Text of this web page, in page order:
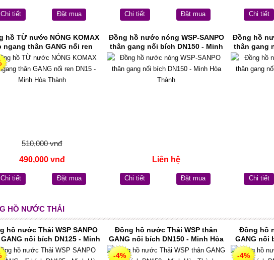
Chi tiết Đặt mua Chi tiết Đặt mua Chi tiết
hồ TỪ nước NÓNG KOMAX
ngang thân GANG nối ren
DN15 - Minh Hòa Thành
510,000 vnđ
490,000 vnđ
Chi tiết Đặt mua
Đồng hồ nước nóng WSP-SANPO
thân gang nối bích DN150 - Minh
Hòa Thành
Liên hệ
Chi tiết Đặt mua
Đồng hồ
thân gang
Chi tiết
HỒ NƯỚC THẢI
hồ nước Thải WSP SANPO
nối bích DN125 - Minh
Hòa Thành
Đồng hồ nước Thải WSP thân
GANG nối bích DN150 - Minh Hòa
Thành
-4%
Đồng hồ
GANG nối
-4%